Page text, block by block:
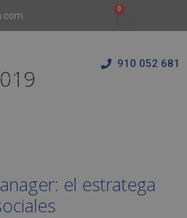
910 052 681
el estratega